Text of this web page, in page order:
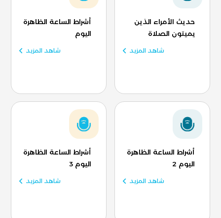
حديث الأمراء الذين
يميتون الصلاة
شاهد المزيد
أشراط الساعة الظاهرة
اليوم
شاهد المزيد
أشراط الساعة الظاهرة
اليوم 2
شاهد المزيد
أشراط الساعة الظاهرة
اليوم 3
شاهد المزيد